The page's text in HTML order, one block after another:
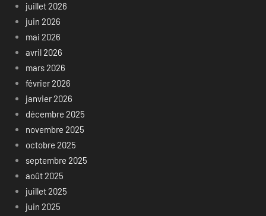
juillet 2026
juin 2026
mai 2026
avril 2026
mars 2026
février 2026
janvier 2026
décembre 2025
novembre 2025
octobre 2025
septembre 2025
août 2025
juillet 2025
juin 2025